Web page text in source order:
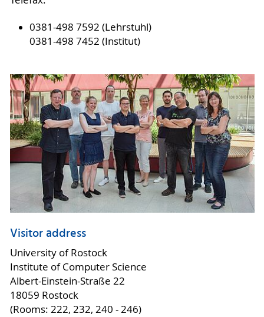
0381-498 7592 (Lehrstuhl)
0381-498 7452 (Institut)
Visitor address
University of Rostock
Institute of Computer Science
Albert-Einstein-Straße 22
18059 Rostock
(Rooms: 222, 232, 240 - 246)